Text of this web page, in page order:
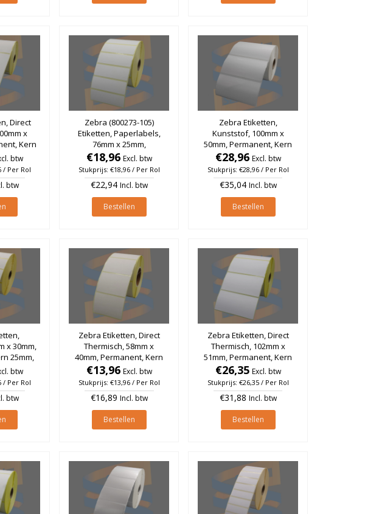
Direct
x
Kern
stuks
btw
/ Per Rol
btw
Zebra (800273-105)
Etiketten, Paperlabels,
76mm x 25mm,
Permanent, Kern 25mm,
rol à 2.580 stuks
€18,96 Excl. btw
Stukprijs: €18,96 / Per Rol
€22,94 Incl. btw
Bestellen
Zebra Etiketten,
Kunststof, 100mm x
50mm, Permanent, Kern
25mm, rol à 1.000 stuks
€28,96 Excl. btw
Stukprijs: €28,96 / Per Rol
€35,04 Incl. btw
Bestellen
x 30mm,
25mm,
btw
/ Per Rol
btw
Zebra Etiketten, Direct
Thermisch, 58mm x
40mm, Permanent, Kern
40mm, rol à 1.000 stuks
€13,96 Excl. btw
Stukprijs: €13,96 / Per Rol
€16,89 Incl. btw
Bestellen
Zebra Etiketten, Direct
Thermisch, 102mm x
51mm, Permanent, Kern
25mm, rol à 1.370 stuks
€26,35 Excl. btw
Stukprijs: €26,35 / Per Rol
€31,88 Incl. btw
Bestellen